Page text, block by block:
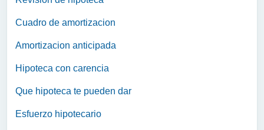
Cuadro de amortizacion
Amortizacion anticipada
Hipoteca con carencia
Que hipoteca te pueden dar
Esfuerzo hipotecario